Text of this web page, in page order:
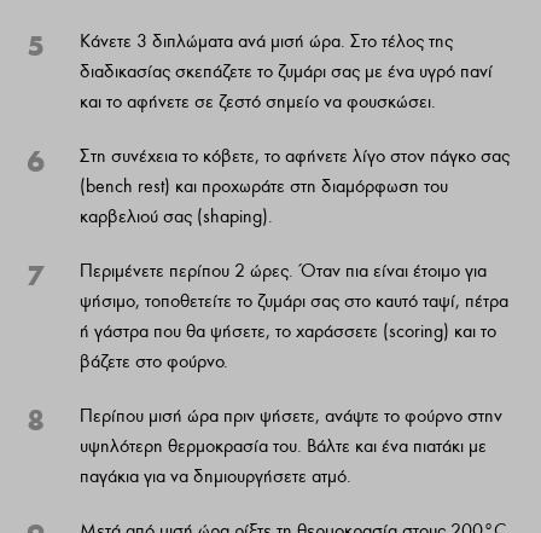
5
Κάνετε 3 διπλώματα ανά μισή ώρα. Στο τέλος της
διαδικασίας σκεπάζετε το ζυμάρι σας με ένα υγρό πανί
και το αφήνετε σε ζεστό σημείο να φουσκώσει.
6
Στη συνέχεια το κόβετε, το αφήνετε λίγο στον πάγκο σας
(bench rest) και προχωράτε στη διαμόρφωση του
καρβελιού σας (shaping).
7
Περιμένετε περίπου 2 ώρες. Όταν πια είναι έτοιμο για
ψήσιμο, τοποθετείτε το ζυμάρι σας στο καυτό ταψί, πέτρα
ή γάστρα που θα ψήσετε, το χαράσσετε (scoring) και το
βάζετε στο φούρνο.
8
Περίπου μισή ώρα πριν ψήσετε, ανάψτε το φούρνο στην
υψηλότερη θερμοκρασία του. Βάλτε και ένα πιατάκι με
παγάκια για να δημιουργήσετε ατμό.